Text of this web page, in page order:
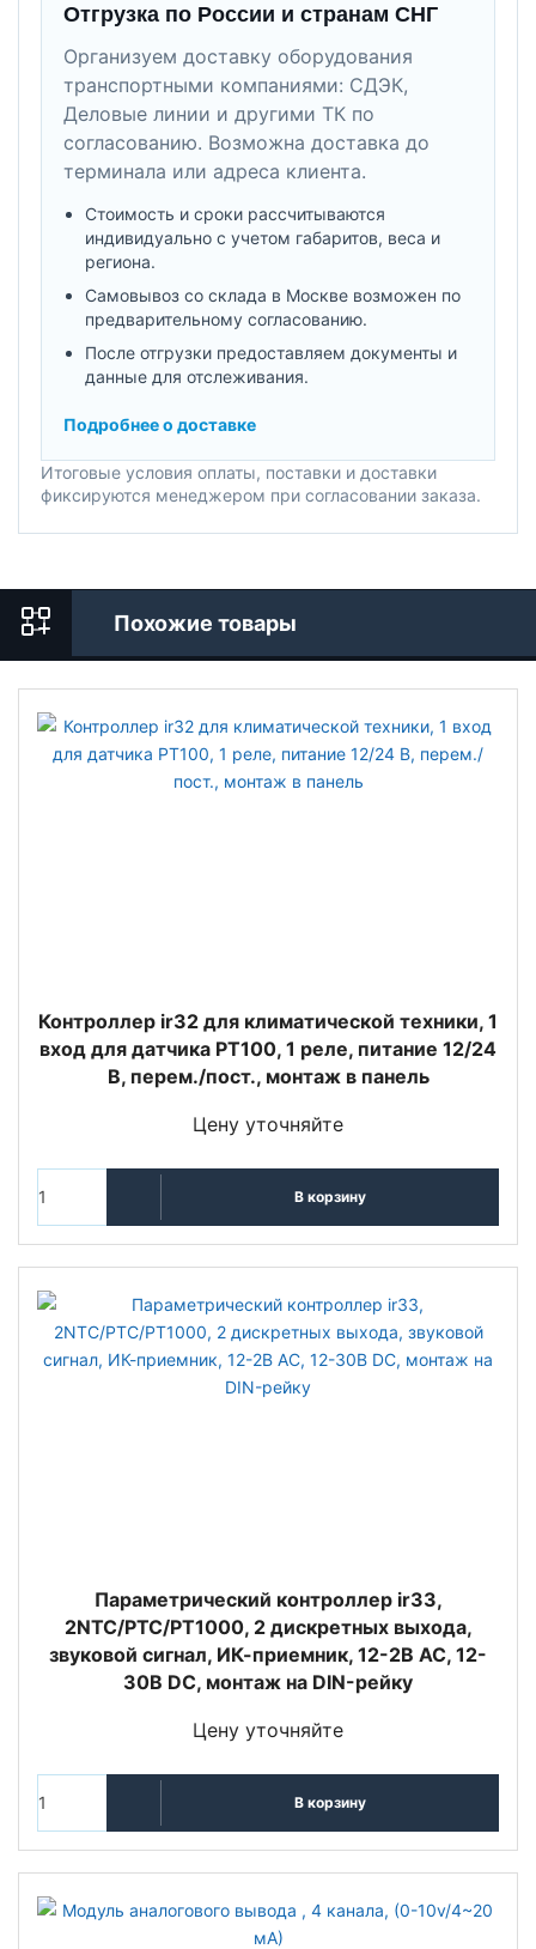
Отгрузка по России и странам СНГ
Организуем доставку оборудования
транспортными компаниями: СДЭК,
Деловые линии и другими ТК по
согласованию. Возможна доставка до
терминала или адреса клиента.
Стоимость и сроки рассчитываются
индивидуально с учетом габаритов, веса и
региона.
Самовывоз со склада в Москве возможен по
предварительному согласованию.
После отгрузки предоставляем документы и
данные для отслеживания.
Подробнее о доставке
Итоговые условия оплаты, поставки и доставки
фиксируются менеджером при согласовании заказа.
Похожие товары
Контроллер ir32 для климатической техники, 1
вход для датчика PT100, 1 реле, питание 12/24
В, перем./пост., монтаж в панель
Цену уточняйте
В корзину
Параметрический контроллер ir33,
2NTC/PTC/PT1000, 2 дискретных выхода,
звуковой сигнал, ИК-приемник, 12-2В AC, 12-
30В DC, монтаж на DIN-рейку
Цену уточняйте
В корзину